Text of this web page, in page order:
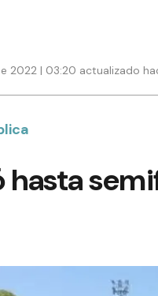
2022 | 03:20 actualizado
hasta